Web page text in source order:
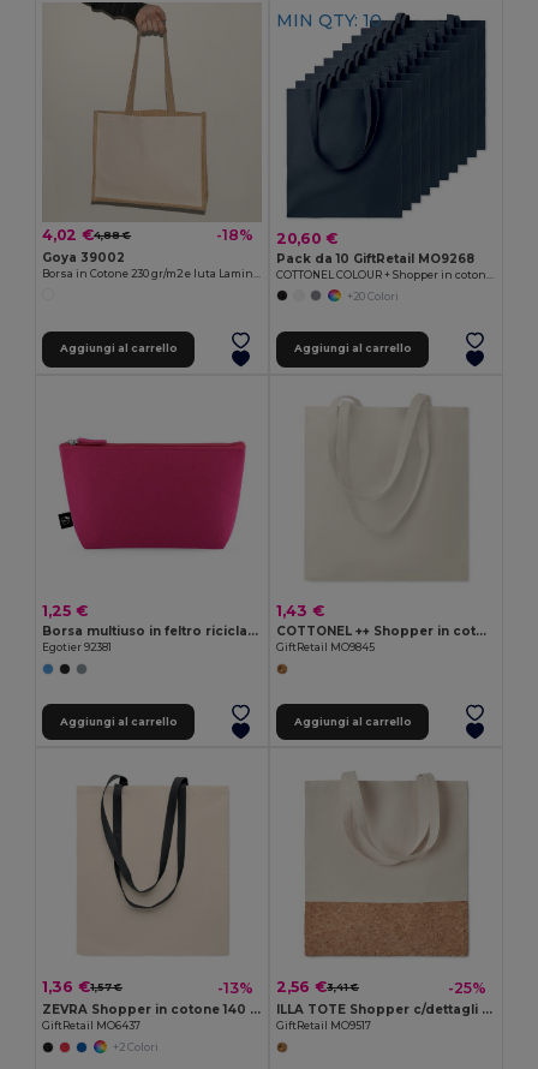
4,02 €4,88 € -18%
Goya 39002
Aggiungi al carrello
MIN QTY: 10
20,60 €
Pack da 10 GiftRetail MO9268
+20 Colori
Aggiungi al carrello
1,25 €
Borsa multiuso in feltro riciclato (100% rPET)
Egotier 92381
Aggiungi al carrello
1,43 €
COTTONEL ++ Shopper in cotone da 180gr
GiftRetail MO9845
Aggiungi al carrello
1,36 €1,57 € -13%
ZEVRA Shopper in cotone 140 gr/m
GiftRetail MO6437
+2 Colori
2,56 €3,41 € -25%
ILLA TOTE Shopper c/dettagli in sughero
GiftRetail MO9517